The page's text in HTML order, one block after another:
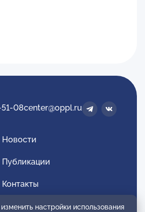
08center@oppl.ru
Новости
Публикации
Контакты
Для спонсоров и партнеров
настройки использования